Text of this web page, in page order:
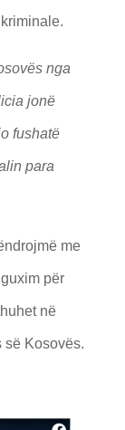
nga
jonë
fushatë
para
me
për
në
së Kosovës.